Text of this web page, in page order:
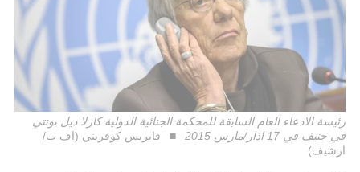
رئيسة الادعاء العام السابقة للمحكمة الجنائية الدولية كارلا ديل بونتي
في جنيف في 17 اذار/مارس 2015
فابريس كوفريني (اف ب/
ارشيف)